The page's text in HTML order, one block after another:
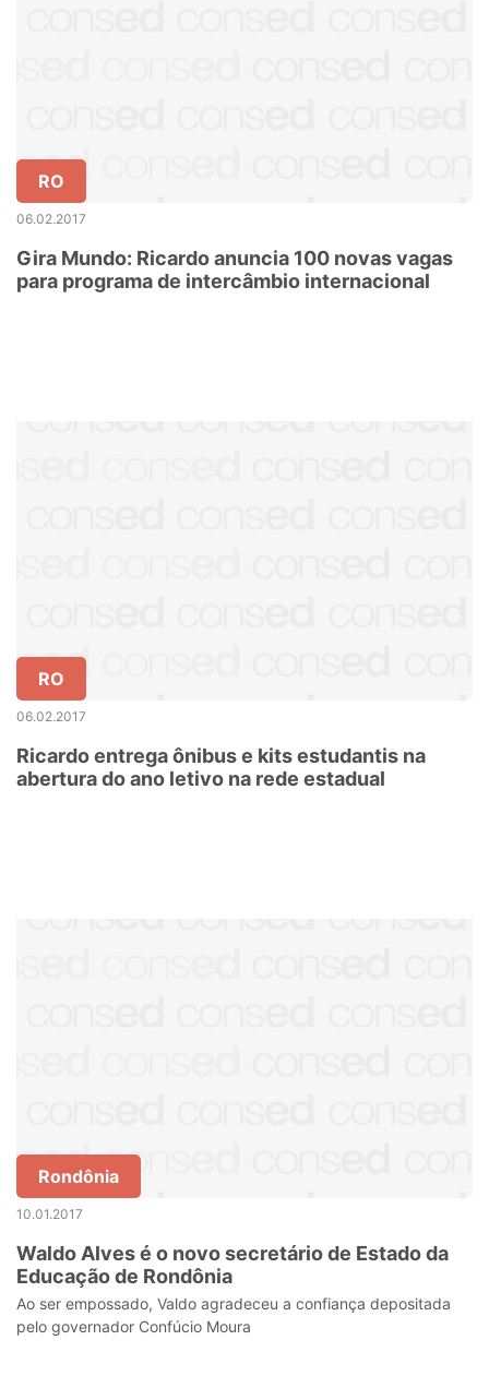
RO
06.02.2017
Gira Mundo: Ricardo anuncia 100 novas vagas
para programa de intercâmbio internacional
RO
06.02.2017
Ricardo entrega ônibus e kits estudantis na
abertura do ano letivo na rede estadual
Rondônia
10.01.2017
Waldo Alves é o novo secretário de Estado da
Educação de Rondônia
Ao ser empossado, Valdo agradeceu a confiança depositada
pelo governador Confúcio Moura